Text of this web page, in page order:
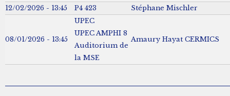
12/02/2026 - 13:45 P4 423 Stéphane Mischler
08/01/2026 - 13:45
UPEC
UPEC AMPHI 8
Auditorium de
la MSE
Amaury Hayat CERMICS